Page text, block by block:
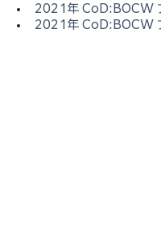
2021年 CoD:BOCW
2021年 CoD:BOCW